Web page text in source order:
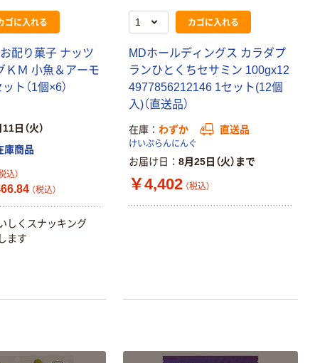
ゴに入れる
配り菓子 ナッツ
ＫＭ 小魚＆アーモ
ト（1個×6）
日（火）
庫商品
込）
（税込）
しくスナッキング
ます
カゴに入れる
MDホールディングス カラダプ
ランひとくちセサミン 100gx12
4977856212146 1セット(12個
入)（直送品）
在庫 わずか 直送品
けいぷらんにんぐ
お届け日 8月25日（火）まで
￥4,402 （税込）